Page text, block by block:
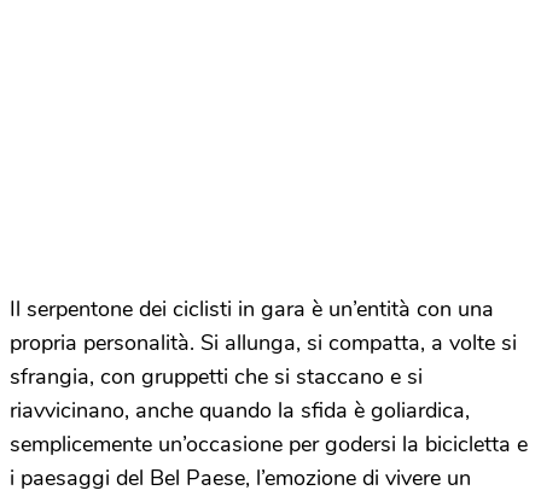
Il serpentone dei ciclisti in gara è un’entità con una
propria personalità. Si allunga, si compatta, a volte si
sfrangia, con gruppetti che si staccano e si
riavvicinano, anche quando la sfida è goliardica,
semplicemente un’occasione per godersi la bicicletta e
i paesaggi del Bel Paese, l’emozione di vivere un